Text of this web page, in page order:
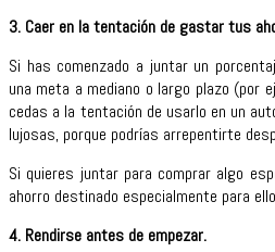
3. Caer en la tentación de gastar tus
Si has comenzado a juntar un
una meta a mediano o largo plazo (por
cedas a la tentación de usarlo en un
lujosas, porque podrías arrepentirte
Si quieres juntar para comprar algo
ahorro destinado especialmente para
4. Rendirse antes de empezar.